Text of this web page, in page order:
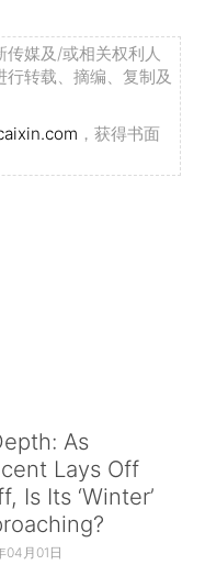
媒及/或相关权利人
转载、摘编、复制及
，获得书面
As
Lays Off
Is Its ‘Winter’
04月01日